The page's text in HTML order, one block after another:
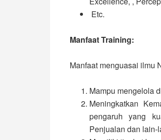
Etc.
Manfaat Training:
Manfaat menguasai ilmu
Mampu mengelola
Meningkatkan
pengaruh yang
Penjualan dan lain-